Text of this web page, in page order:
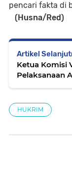
pencari fakta di
(Husna/Red)
Artikel
Ketua Komisi
Pelaksanaan
HUKRIM